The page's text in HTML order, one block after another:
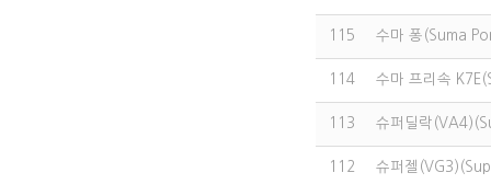
115 수마 퐁(Suma
114 수마 프리속
113 슈퍼딜락
112 슈퍼젤